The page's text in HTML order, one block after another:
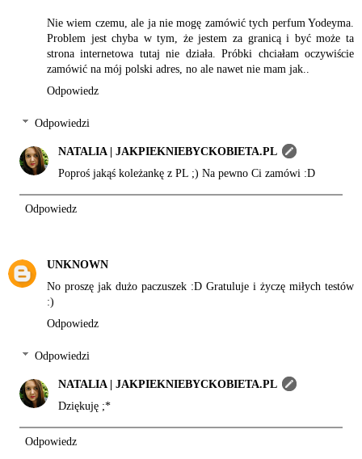
Nie wiem czemu, ale ja nie mogę zamówić tych perfum Yodeyma.
Problem jest chyba w tym, że jestem za granicą i być może ta
strona internetowa tutaj nie działa. Próbki chciałam oczywiście
zamówić na mój polski adres, no ale nawet nie mam jak..
Odpowiedz
Odpowiedzi
NATALIA | JAKPIEKNIEBYCKOBIETA.PL
Poproś jakąś koleżankę z PL ;) Na pewno Ci zamówi :D
Odpowiedz
UNKNOWN
No proszę jak dużo paczuszek :D Gratuluje i życzę miłych testów
:)
Odpowiedz
Odpowiedzi
NATALIA | JAKPIEKNIEBYCKOBIETA.PL
Dziękuję ;*
Odpowiedz